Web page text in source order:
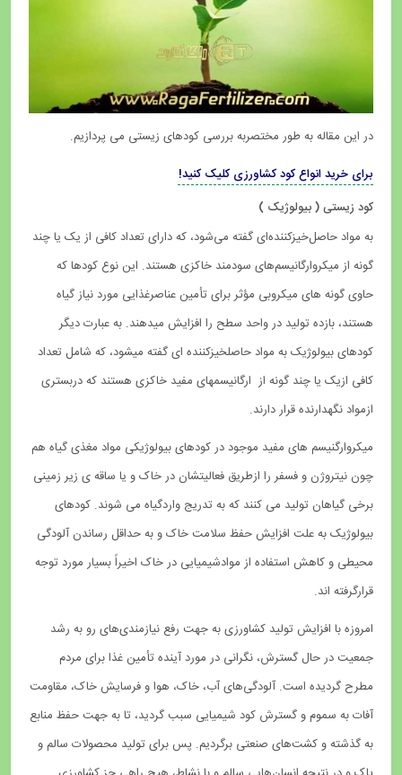
در این مقاله به طور مختصربه بررسی کودهای زیستی می ­پردازیم.
برای خرید انواع کود کشاورزی کلیک کنید!
کود زیستی ( بیولوژیک )
به مواد حاصل‌خیزکننده‌ای گفته می‌شود، که دارای تعداد کافی از یک یا چند
گونه از میکروارگانیسم‌های سودمند خاکزی هستند. این نوع کودها که
حاوی گونه های میکروبی مؤثر برای تأمین عناصرغذایی مورد نیاز گیاه
هستند، بازده تولید در واحد سطح را افزایش میدهند. به عبارت دیگر
کودهای بیولوژیک به مواد حاصلخیزکننده ­ای گفته میشود، که شامل تعداد
کافی ازیک یا چند گونه از ارگانیسمهای مفید خاکزی هستند که دربستری
ازمواد نگهدارنده قرار دارند.
میکروارگنیسم های مفید موجود در کودهای بیولوژیکی مواد مغذی گیاه هم
چون نیتروژن و فسفر را ازطریق فعالیتشان در خاک و یا ساقه ی زیر زمینی
برخی گیاهان تولید می کنند که به تدریج واردگیاه می شوند. کودهای
بیولوژیک به علت افزایش حفظ سلامت خاک و به حداقل رساندن آلودگی
محیطی و کاهش استفاده از موادشیمیایی در خاک اخیراً بسیار مورد توجه
قرارگرفته اند.
امروزه با افزایش تولید کشاورزی به جهت رفع نیازمندی‌های رو به رشد
جمعیت در حال گسترش، نگرانی در مورد آینده تأمین غذا برای مردم
مطرح گردیده است. آلودگی‌های آب، خاک، هوا و فرسایش خاک، مقاومت
آفات به سموم و گسترش کود شیمیایی سبب گردید، تا به جهت حفظ منابع
به گذشته و کشت‌های صنعتی برگردیم. پس برای تولید محصولات سالم و